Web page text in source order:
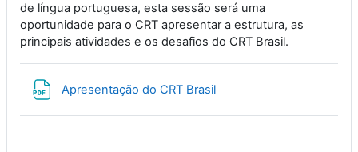
de língua portuguesa, esta sessão será uma
oportunidade para o CRT apresentar a estrutura, as
principais atividades e os desafios do CRT Brasil.
Apresentação do CRT Brasil